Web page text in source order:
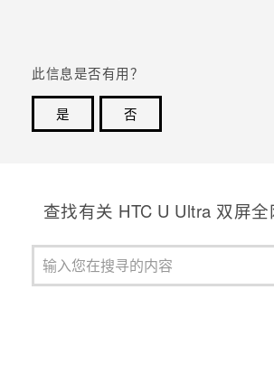
此信息是否有用？
是
否
查找有关 HTC U Ultra 双屏